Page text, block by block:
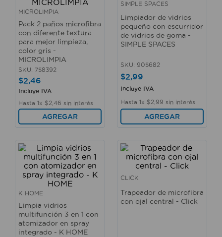
MICROLIMPIA
Pack 2 paños microfibra
con diferente textura
para mejor limpieza,
color gris -
MICROLIMPIA
SKU: 758392
$2,46
Incluye IVA
Hasta 1x $2 46 sin interés
AGREGAR
SIMPLE SPACES
Limpiador de vidrios
pequeño con escurridor
de vidrios de goma -
SIMPLE SPACES
SKU: 905682
$2,99
Incluye IVA
Hasta 1x $2 99 sin interés
AGREGAR
K HOME
Limpia vidrios
multifunción 3 en 1 con
atomizador en spray
integrado - K HOME
CLICK
Trapeador de microfibra
con ojal central - Click
cerradura
fregadero